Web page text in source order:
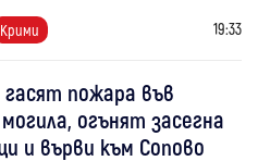
Крими 19:33
гасят пожара във
огънят засегна
и върви към Сопово